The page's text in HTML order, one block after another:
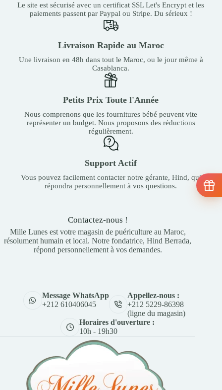
Le site est sécurisé avec un certificat SSL Let's Encrypt et les
paiements passent par Paypal ou Stripe. Du sérieux !
Livraison Rapide au Maroc
Une livraison en 48h dans tout le Maroc, ou le jour même à
Casablanca.
Petits Prix Toute l'Année
Nous comprenons que les fournitures bébé peuvent vite
représenter un budget. Nous proposons des réductions
régulièrement.
Support Actif
Vous pouvez facilement contacter notre gérante, Hind, qui
répondra personnellement à vos questions.
Contactez-nous !
Mille Lunes est votre magasin de puériculture au Maroc,
résolument humain et local. Notre fondatrice, Hind Berrada,
répond personnellement à vos demandes.
Message WhatsApp
+212 610406045
Appellez-nous :
+212 5229-86398
(ligne du magasin)
Horaires d'ouverture :
10h - 19h30